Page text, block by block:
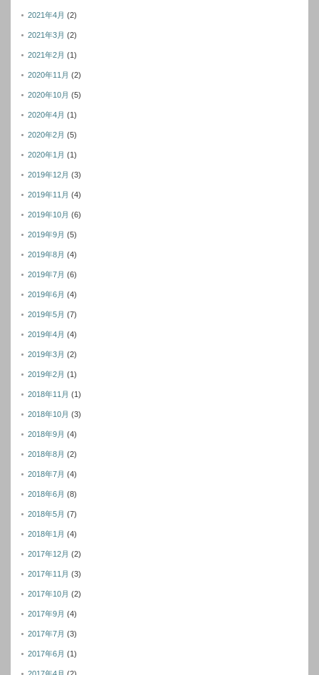
2021年4月 (2)
2021年3月 (2)
2021年2月 (1)
2020年11月 (2)
2020年10月 (5)
2020年4月 (1)
2020年2月 (5)
2020年1月 (1)
2019年12月 (3)
2019年11月 (4)
2019年10月 (6)
2019年9月 (5)
2019年8月 (4)
2019年7月 (6)
2019年6月 (4)
2019年5月 (7)
2019年4月 (4)
2019年3月 (2)
2019年2月 (1)
2018年11月 (1)
2018年10月 (3)
2018年9月 (4)
2018年8月 (2)
2018年7月 (4)
2018年6月 (8)
2018年5月 (7)
2018年1月 (4)
2017年12月 (2)
2017年11月 (3)
2017年10月 (2)
2017年9月 (4)
2017年7月 (3)
2017年6月 (1)